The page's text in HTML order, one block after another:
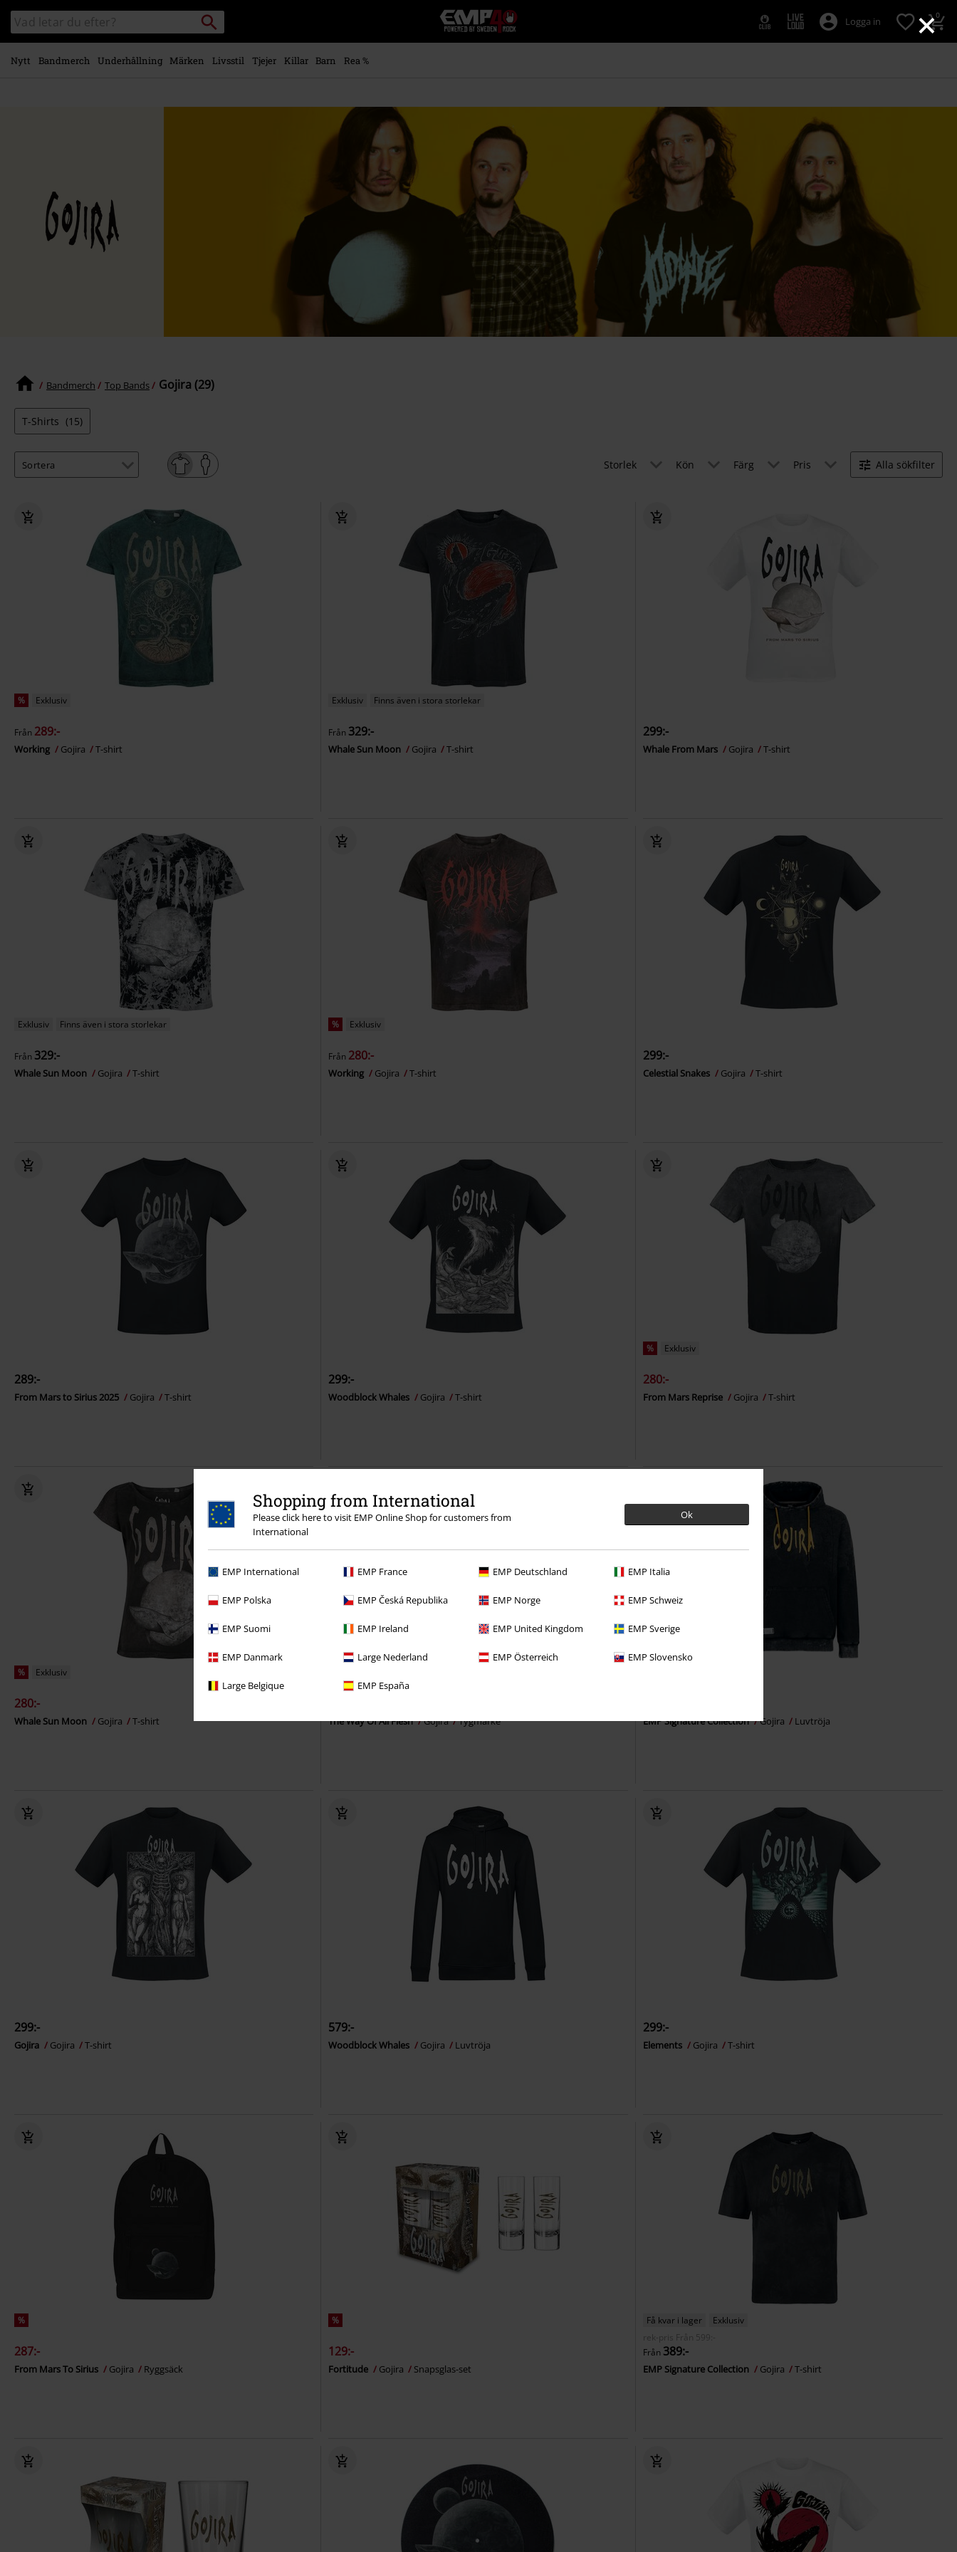
×
Shopping from International
Please click here to visit EMP Online Shop for customers from
International
Ok
EMP International EMP France EMP Deutschland EMP Italia
EMP Polska EMP Česká Republika EMP Norge EMP Schweiz
EMP Suomi EMP Ireland EMP United Kingdom EMP Sverige
EMP Danmark Large Nederland EMP Österreich EMP Slovensko
Large Belgique EMP España
Gå till
huvudinnehåll
Sök
i
katalogen
Sök
EMP
-
Musik,
Alternativt
Mode
Logga in 0
Nytt Bandmerch Underhållning Märken Livsstil Tjejer Killar Barn Rea %
Bandmerch Top Bands Gojira (29)
T-Shirts (15)
Storlek Kön Färg Pris Alla sökfilter
% Exklusiv
Från 289:-
Working Gojira T-shirt
Exklusiv Finns även i stora storlekar
Från 329:-
Whale Sun Moon Gojira T-shirt
299:-
Whale From Mars Gojira T-shirt
Exklusiv Finns även i stora storlekar
Från 329:-
Whale Sun Moon Gojira T-shirt
% Exklusiv
Från 280:-
Working Gojira T-shirt
299:-
Celestial Snakes Gojira T-shirt
289:-
From Mars to Sirius 2025 Gojira T-shirt
299:-
Woodblock Whales Gojira T-shirt
% Exklusiv
280:-
From Mars Reprise Gojira T-shirt
% Exklusiv
280:-
Whale Sun Moon Gojira T-shirt The Way Of All Flesh Gojira Tygmärke EMP Signature Collection Gojira Luvtröja
299:-
Gojira Gojira T-shirt
579:-
Woodblock Whales Gojira Luvtröja
299:-
Elements Gojira T-shirt
%
287:-
From Mars To Sirius Gojira Ryggsäck
%
129:-
Fortitude Gojira Snapsglas-set
Få kvar i lager
Exklusiv
rek-pris
Från
599:-
Från 389:-
EMP Signature Collection Gojira T-shirt